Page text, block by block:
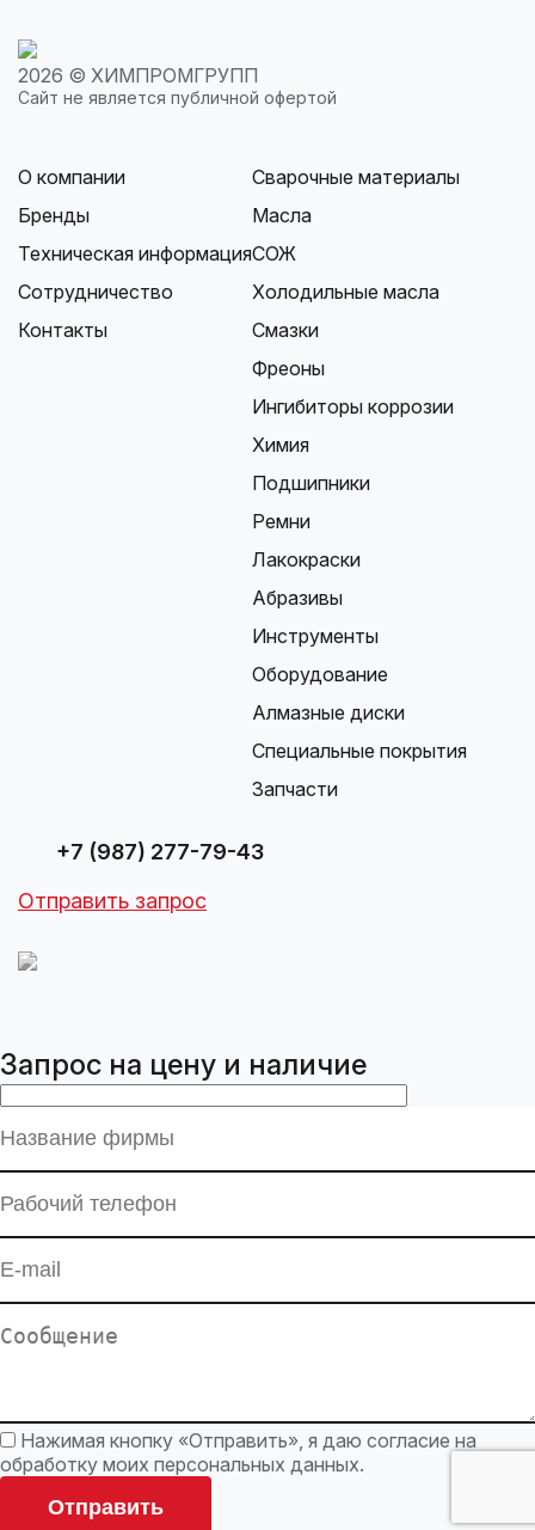
2026 © ХИМПРОМГРУПП
Сайт не является публичной офертой
О компании
Бренды
Техническая информация
Сотрудничество
Контакты
Сварочные материалы
Масла
СОЖ
Холодильные масла
Смазки
Фреоны
Ингибиторы коррозии
Химия
Подшипники
Ремни
Лакокраски
Абразивы
Инструменты
Оборудование
Алмазные диски
Специальные покрытия
Запчасти
+7 (987) 277-79-43
Отправить запрос
Запрос на цену и наличие
Нажимая кнопку «Отправить», я даю согласие на
обработку моих персональных данных.